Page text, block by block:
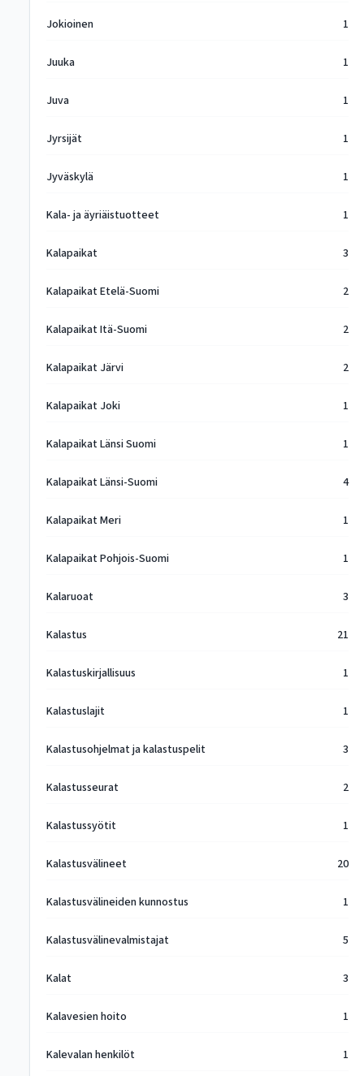
Jokioinen 1
Juuka 1
Juva 1
Jyrsijät 1
Jyväskylä 1
Kala- ja äyriäistuotteet 1
Kalapaikat 3
Kalapaikat Etelä-Suomi 2
Kalapaikat Itä-Suomi 2
Kalapaikat Järvi 2
Kalapaikat Joki 1
Kalapaikat Länsi Suomi 1
Kalapaikat Länsi-Suomi 4
Kalapaikat Meri 1
Kalapaikat Pohjois-Suomi 1
Kalaruoat 3
Kalastus 21
Kalastuskirjallisuus 1
Kalastuslajit 1
Kalastusohjelmat ja kalastuspelit 3
Kalastusseurat 2
Kalastussyötit 1
Kalastusvälineet 20
Kalastusvälineiden kunnostus 1
Kalastusvälinevalmistajat 5
Kalat 3
Kalavesien hoito 1
Kalevalan henkilöt 1